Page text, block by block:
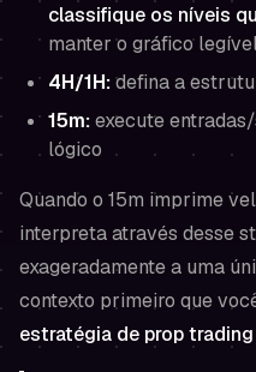
classifique os níveis
manter o gráfico
4H/1H:defina a
15m:execute
lógico
Quando o 15m imprime
interpreta através desse
exageradamente a uma
contexto primeiro que
estratégia de prop